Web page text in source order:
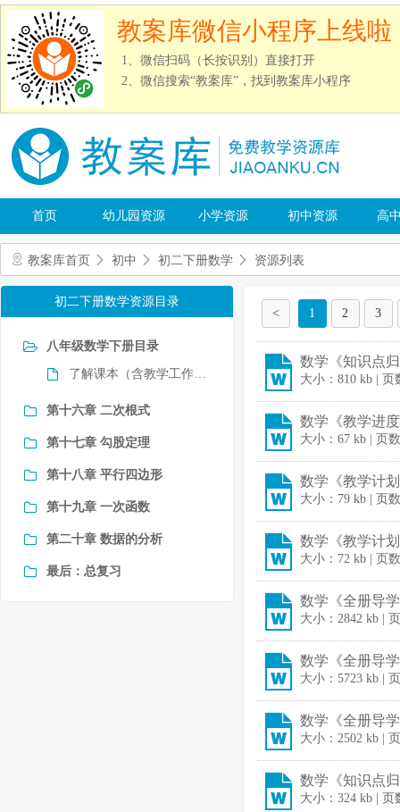
教案库微信小程序上线啦
1、微信扫码（长按识别）直接打开
2、微信搜索“教案库”，找到教案库小程序
首页 幼儿园资源 小学资源 初中资源 高
教案库首页 初中 初二下册数学 资源列表
初二下册数学资源目录
八年级数学下册目录
了解课本（含教学工作计划）
第十六章 二次根式
第十七章 勾股定理
第十八章 平行四边形
第十九章 一次函数
第二十章 数据的分析
最后：总复习
< 1 2 3
数学《知识点
大小：810 kb | 页
数学《教学进
大小：67 kb | 页
数学《教学计
大小：79 kb | 页
数学《教学计
大小：72 kb | 页
数学《全册导
大小：2842 kb |
数学《全册导
大小：5723 kb |
数学《全册导
大小：2502 kb |
数学《知识点
大小：324 kb | 页